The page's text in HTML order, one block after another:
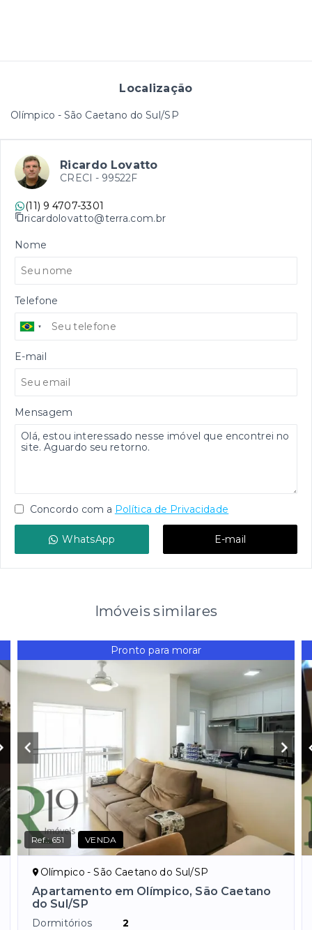
Localização
Olímpico - São Caetano do Sul/SP
Ricardo Lovatto
CRECI - 99522F
(11) 9 4707-3301
ricardolovatto@terra.com.br
Nome
Telefone
E-mail
Mensagem
Concordo com a Política de Privacidade
WhatsApp E-mail
Imóveis similares
Pronto para morar
Ref.:651 VENDA
Olímpico - São Caetano do Sul/SP
Apartamento em Olímpico, São Caetano
do Sul/SP
Dormitórios
2